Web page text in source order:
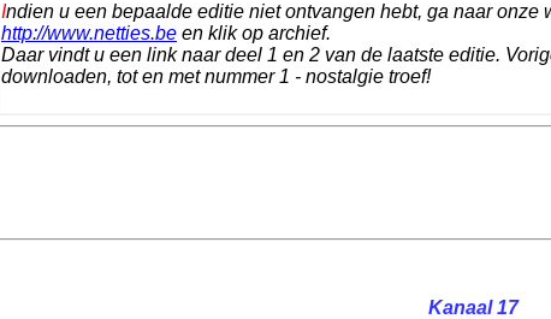
Indien u een bepaalde editie niet ontvangen hebt, ga naar onze
http://www.netties.be en klik op archief.
Daar vindt u een link naar deel 1 en 2 van de laatste editie.
downloaden, tot en met nummer 1 - nostalgie troef!
Kanaal 17